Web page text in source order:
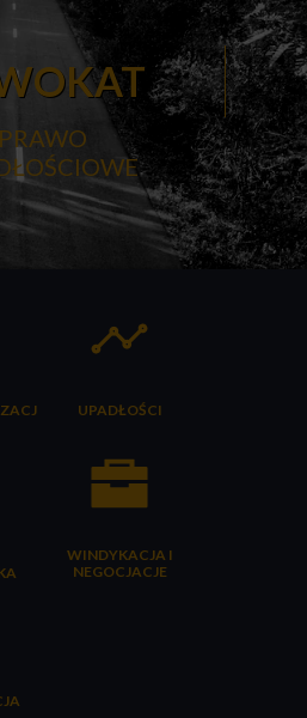
UPADŁOŚCI
WINDYKACJA I
NEGOCJACJE
PRAWO